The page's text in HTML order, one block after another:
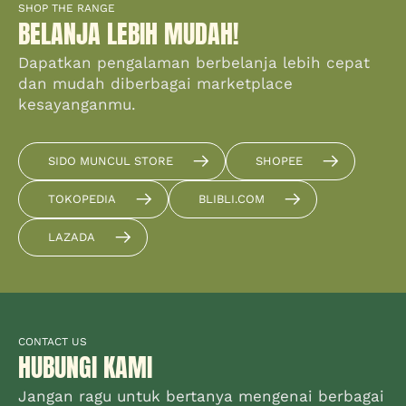
SHOP THE RANGE
BELANJA LEBIH MUDAH!
Dapatkan pengalaman berbelanja lebih cepat
dan mudah diberbagai marketplace
kesayanganmu.
SIDO MUNCUL STORE SHOPEE
TOKOPEDIA BLIBLI.COM
LAZADA
CONTACT US
HUBUNGI KAMI
Jangan ragu untuk bertanya mengenai berbagai